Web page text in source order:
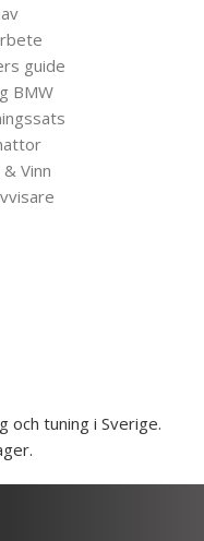
guide
BMW
Vinn
och tuning i Sverige.